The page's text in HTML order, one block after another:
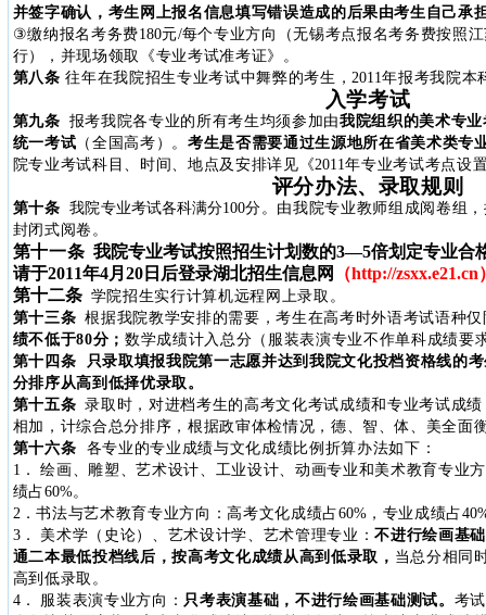
并签字确认，考生网上报名信息填写错误造成的后果由考生自己承
③缴纳报名考务费180元/每个专业方向（无锡考点报名考务费按照
行），并现场领取《专业考试准考证》。
第八条往年在我院招生专业考试中舞弊的考生，2011年报考我院本
入学考试
第九条 报考我院各专业的所有考生均须参加由我院组织的美术专业
统一考试 （全国高考） 。 考生是否需要通过生源地所在省美术类专
院专业考试科目、时间、地点及安排详见《2011年专业考试考点设
评分办法、录取规则
第十条 我院专业考试各科满分100分。由我院专业教师组成阅卷组
封闭式阅卷。
第十一条 我院专业考试按照招生计划数的3—5倍划定专业合
请于2011年4月20日后登录湖北招生信息网 （http://zsxx.e21.cn
第十二条 学院招生实行计算机远程网上录取。
第十三条 根据我院教学安排的需要，考生在高考时外语考试语种仅
绩不低于80分； 数学成绩计入总分（服装表演专业不作单科成绩要
第十四条
只录取填报我院第一志愿并达到我院文化投档资格线的
分排序从高到低择优录取。
第十五条 录取时，对进档考生的高考文化考试成绩和专业考试成
相加，计综合总分排序，根据政审体检情况，德、智、体、美全面
第十六条
各专业的专业成绩与文化成绩比例折算办法如下：
1 ．
绘画、雕塑、艺术设计、工业设计、动画专业和美术教育专业
绩占60%。
2．书法与艺术教育专业方向：高考文化成绩占60%，专业成绩占
3． 美术学（史论）、艺术设计学、艺术管理专业：不进行绘画基
通二本最低投档线后，按高考文化成绩从高到低录取， 当总分相同
高到低录取。
4． 服装表演专业方向： 只考表演基础，不进行绘画基础测试。 考